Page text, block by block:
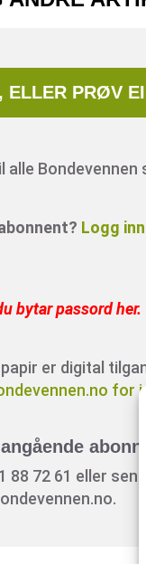
PRØV
Bondevennen
Logg
bytar passord her.
er digital
for
88 72 61 eller